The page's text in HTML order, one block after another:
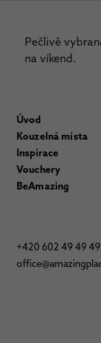
Pečlivě
na víkend.
Úvod
Kouzelná místa
Inspirace
Vouchery
BeAmazing
+420 602 49 49 49